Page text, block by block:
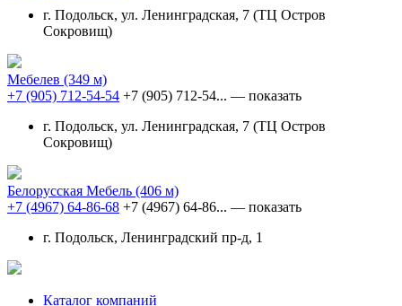
г. Подольск, ул. Ленинградская, 7 (ТЦ Остров
Сокровищ)
Мебелев (349 м)
+7 (905) 712-54-54 +7 (905) 712-54... — показать
г. Подольск, ул. Ленинградская, 7 (ТЦ Остров
Сокровищ)
Белорусская Мебель (406 м)
+7 (4967) 64-86-68 +7 (4967) 64-86... — показать
г. Подольск, Ленинградский пр-д, 1
Каталог компаний